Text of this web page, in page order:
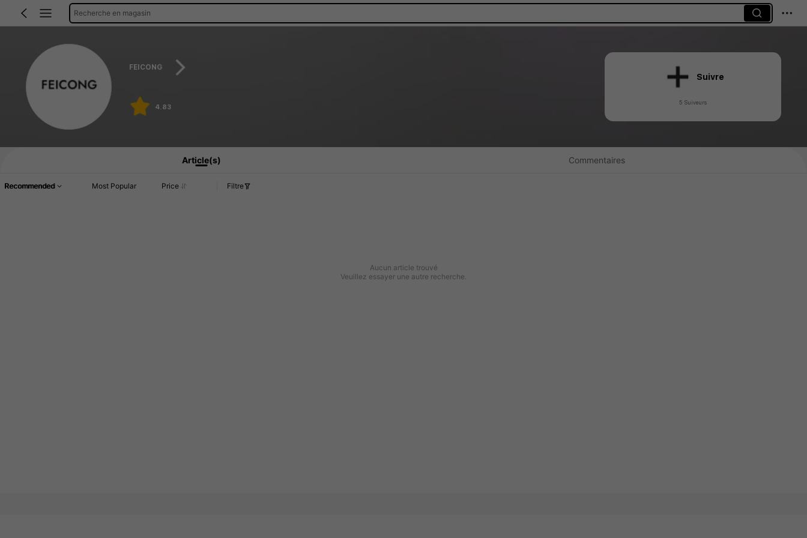
Recherche en magasin
FEICONG
4.83
Suivre
5 Suiveurs
Article(s) Commentaires
Recommended Most Popular Price Filtre
Aucun article trouvé
Veuillez essayer une autre recherche.